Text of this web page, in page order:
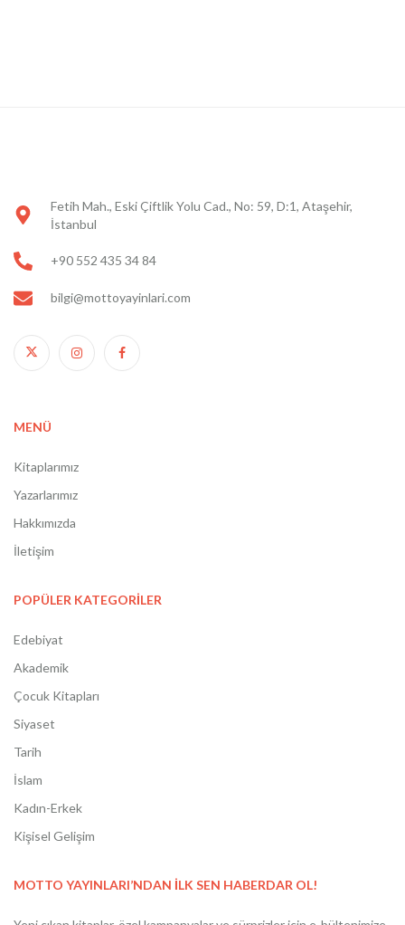
Fetih Mah., Eski Çiftlik Yolu Cad., No: 59, D:1, Ataşehir,
İstanbul
+90 552 435 34 84
bilgi@mottoyayinlari.com
MENÜ
Kitaplarımız
Yazarlarımız
Hakkımızda
İletişim
POPÜLER KATEGORİLER
Edebiyat
Akademik
Çocuk Kitapları
Siyaset
Tarih
İslam
Kadın-Erkek
Kişisel Gelişim
MOTTO YAYINLARI’NDAN İLK SEN HABERDAR OL!